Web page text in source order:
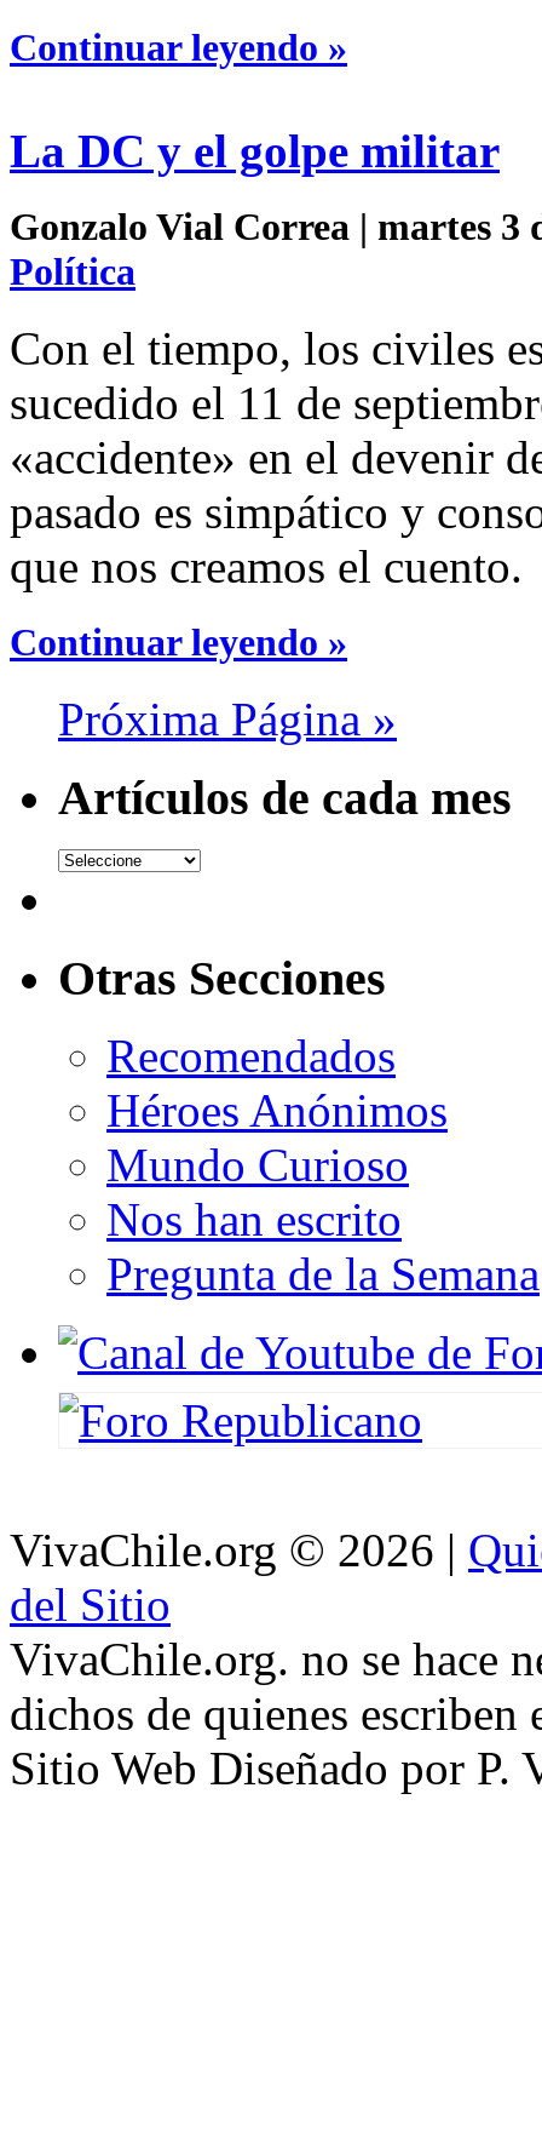
Continuar leyendo »
La DC y el golpe militar
Gonzalo Vial Correa | martes 3
Política
Con el tiempo, los civiles
sucedido el 11 de
«accidente» en el devenir
pasado es simpático y
que nos creamos el cuento.
Continuar leyendo »
Próxima Página »
Artículos de cada mes
Otras Secciones
Recomendados
Héroes Anónimos
Mundo Curioso
Nos han escrito
Pregunta de la Semana
VivaChile.org © 2026 |
del Sitio
VivaChile.org. no se hace
dichos de quienes escriben
Sitio Web Diseñado por